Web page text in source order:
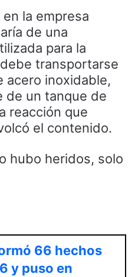
la empresa
de una
para la
transportarse
acero inoxidable,
de un tanque de
reacción que
el contenido.
hubo heridos, solo
66 hechos
y puso en